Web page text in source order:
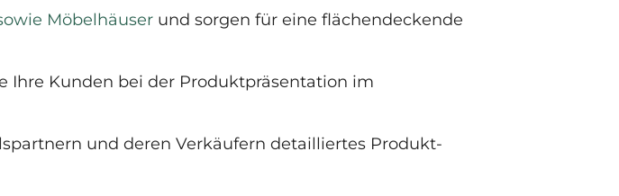
Möbelhäuser und sorgen für eine flächendeckende
Ihre Kunden bei der Produktpräsentation im
und deren Verkäufern detailliertes Produkt-